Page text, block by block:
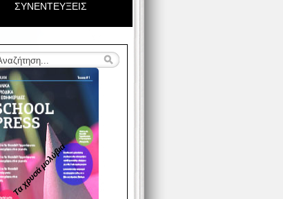
ΣΥΝΕΝΤΕΥΞΕΙΣ
Τα χρυσά μολύβια